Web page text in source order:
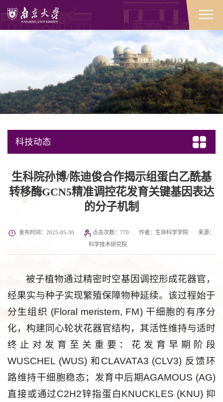
科技动态
生科院孙博/陈迪俊合作揭示组蛋白乙酰基
转移酶GCN5精准调控花发育关键基因表达
的分子机制
发布时间：2025-05-30 点击次数：770 作者：生命科学学院
来源：
科学技术研究院
被子植物通过精密时空基因调控形成花器官，
经果实与种子实现繁殖保障物种延续。该过程始于
分生组织 (Floral meristem, FM) 干细胞的有序分
化，构建同心轮状花器官结构，其活性维持与适时
终止对发育至关重要：花发育早期阶段
WUSCHEL (WUS) 和CLAVATA3 (CLV3) 反馈环
路维持干细胞稳态；发育中后期AGAMOUS (AG)
直接或通过C2H2锌指蛋白KNUCKLES (KNU) 抑